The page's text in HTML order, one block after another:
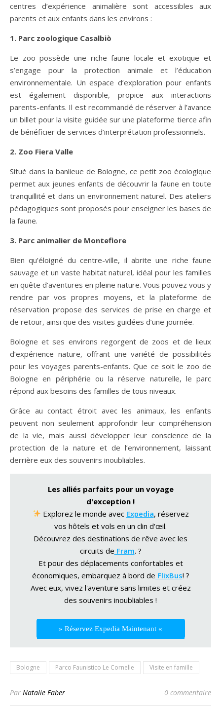
centres d’expérience animalière sont accessibles aux
parents et aux enfants dans les environs :
1. Parc zoologique Casalbiò
Le zoo possède une riche faune locale et exotique et
s’engage pour la protection animale et l’éducation
environnementale. Un espace d’exploration pour enfants
est également disponible, propice aux interactions
parents-enfants. Il est recommandé de réserver à l’avance
un billet pour la visite guidée sur une plateforme tierce afin
de bénéficier de services d’interprétation professionnels.
2. Zoo Fiera Valle
Situé dans la banlieue de Bologne, ce petit zoo écologique
permet aux jeunes enfants de découvrir la faune en toute
tranquillité et dans un environnement naturel. Des ateliers
pédagogiques sont proposés pour enseigner les bases de
la faune.
3. Parc animalier de Montefiore
Bien qu’éloigné du centre-ville, il abrite une riche faune
sauvage et un vaste habitat naturel, idéal pour les familles
en quête d’aventures en pleine nature. Vous pouvez vous y
rendre par vos propres moyens, et la plateforme de
réservation propose des services de prise en charge et
de retour, ainsi que des visites guidées d’une journée.
Bologne et ses environs regorgent de zoos et de lieux
d’expérience nature, offrant une variété de possibilités
pour les voyages parents-enfants. Que ce soit le zoo de
Bologne en périphérie ou la réserve naturelle, le parc
répond aux besoins des familles de tous niveaux.
Grâce au contact étroit avec les animaux, les enfants
peuvent non seulement approfondir leur compréhension
de la vie, mais aussi développer leur conscience de la
protection de la nature et de l’environnement, laissant
derrière eux des souvenirs inoubliables.
Les alliés parfaits pour un voyage
d'exception !
Explorez le monde avec Expedia, réservez
vos hôtels et vols en un clin d'œil.
Découvrez des destinations de rêve avec les
circuits de Fram. ?
Et pour des déplacements confortables et
économiques, embarquez à bord de FlixBus! ?
Avec eux, vivez l'aventure sans limites et créez
des souvenirs inoubliables !
» Réservez Expedia Maintenant «
Bologne Parco Faunistico Le Cornelle Visite en famille
Par Natalie Faber 0 commentaire